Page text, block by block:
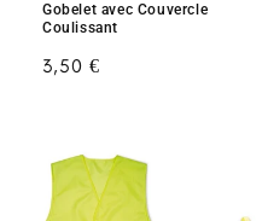
Gobelet avec Couvercle
Coulissant
Prix
3,50 €